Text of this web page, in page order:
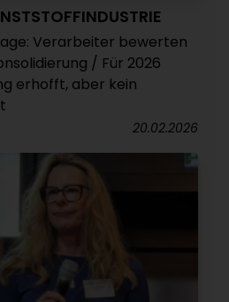
Verarbeiter bewerten
/ Für 2026
erhofft, aber kein
20.02.2026